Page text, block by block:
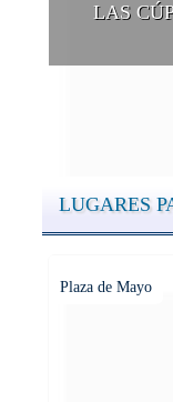
LAS
LUGARES
Plaza de Mayo